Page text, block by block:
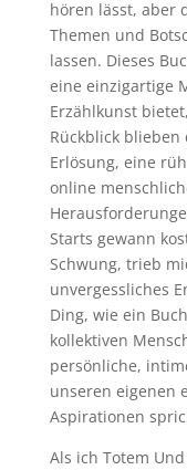
hören lässt, aber
Themen und
lassen. Dieses
eine einzigartige
Erzählkunst
Rückblick blieben
Erlösung, eine
online
Starts gewann
Schwung, trieb
unvergessliches
Ding, wie ein
kollektiven
persönliche,
unseren eigenen
Aspirationen
Als ich Totem